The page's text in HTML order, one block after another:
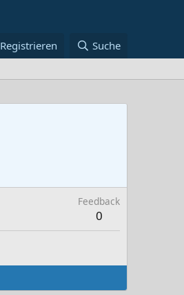
Registrieren Suche
Feedback
0